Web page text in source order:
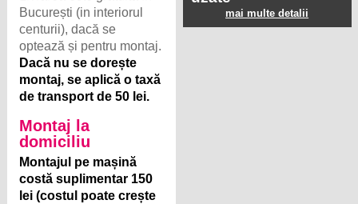
București (in interiorul
centurii), dacă se
optează și pentru montaj.
Dacă nu se dorește
montaj, se aplică o taxă
de transport de 50 lei.
Montaj la
domiciliu
Montajul pe mașină
costă suplimentar 150
lei (costul poate crește
mai multe detalii